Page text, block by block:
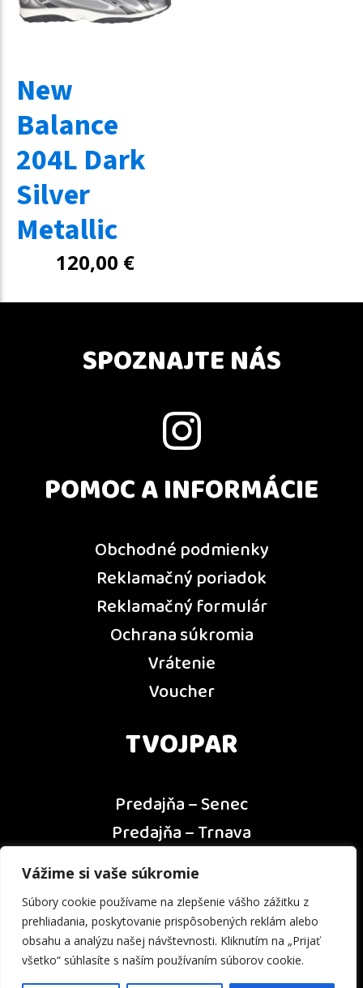
Vážime si vaše súkromie
Súbory cookie používame na zlepšenie vášho zážitku z
prehliadania, poskytovanie prispôsobených reklám alebo
obsahu a analýzu našej návštevnosti. Kliknutím na „Prijať
všetko“ súhlasíte s naším používaním súborov cookie.
New
Balance
204L Dark
Silver
Metallic
120,00 €
SPOZNAJTE NÁS
POMOC A INFORMÁCIE
Obchodné podmienky
Reklamačný poriadok
Reklamačný formulár
Ochrana súkromia
Vrátenie
Voucher
TVOJPAR
Predajňa – Senec
Predajňa – Trnava
Predajňa – Dunajská Streda
Predajňa – Nitra
Kontakt